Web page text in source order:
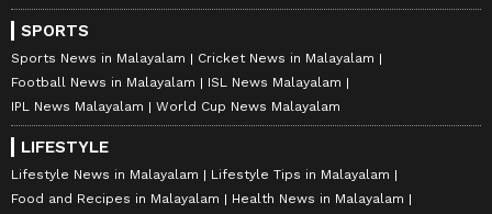
SPORTS
Sports News in Malayalam
Cricket News in Malayalam
Football News in Malayalam
ISL News Malayalam
IPL News Malayalam
World Cup News Malayalam
LIFESTYLE
Lifestyle News in Malayalam
Lifestyle Tips in Malayalam
Food and Recipes in Malayalam
Health News in Malayalam